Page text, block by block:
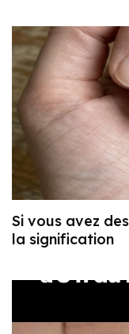
Si vous avez
la signification